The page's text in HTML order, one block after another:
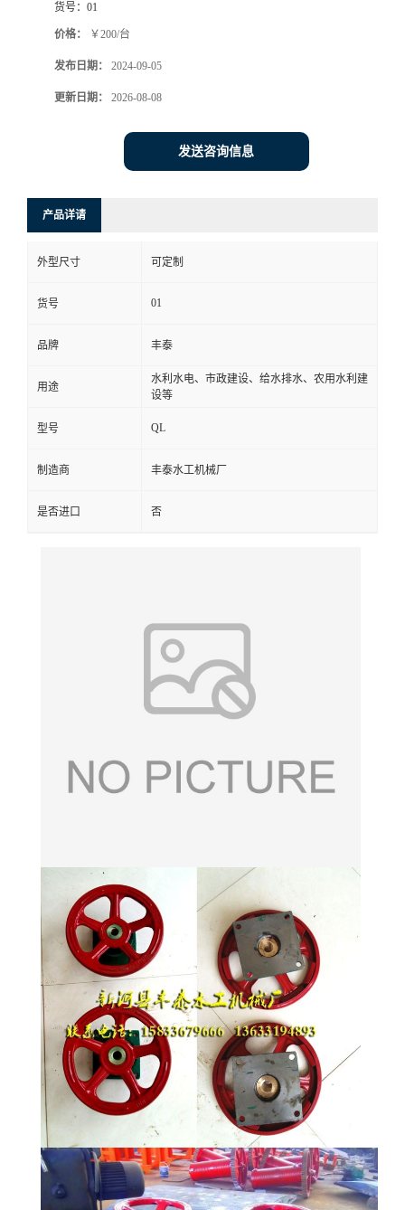
货号： 01
价格： ￥200/台
发布日期： 2024-09-05
更新日期： 2026-08-08
发送咨询信息
产品详请
外型尺寸 可定制
货号 01
品牌 丰泰
用途
水利水电、市政建设、给水排水、农用水利建
设等
型号 QL
制造商 丰泰水工机械厂
是否进口 否